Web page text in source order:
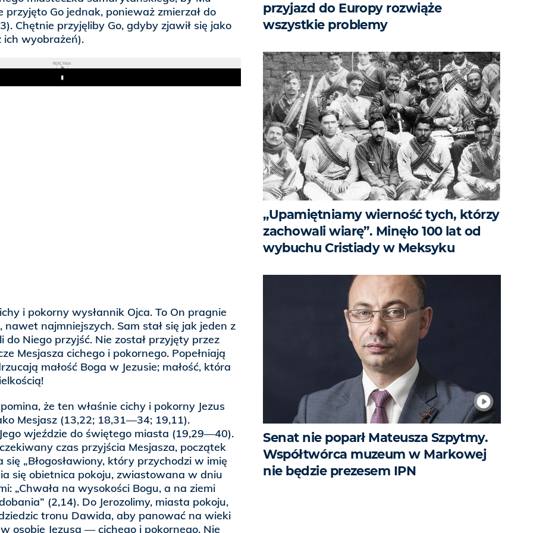
Go jednak, ponieważ zmierzał do
Chętnie przyjęliby Go, gdyby zjawił się jako
ich wyobrażeń).
REKLAMA
Play
i pokorny wysłannik Ojca. To On pragnie
najmniejszych. Sam stał się jak jeden z
do Niego przyjść. Nie został przyjęty przez
Mesjasza cichego i pokornego. Popełniają
małość Boga w Jezusie; małość, która
że ten właśnie cichy i pokorny Jezus
Mesjasz (13,22; 18,31—34; 19,11).
wjeździe do świętego miasta (19,29—40).
czas przyjścia Mesjasza, początek
„Błogosławiony, który przychodzi w imię
się obietnica pokoju, zwiastowana w dniu
„Chwała na wysokości Bogu, a na ziemi
(2,14). Do Jerozolimy, miasta pokoju,
tronu Dawida, aby panować na wieki
osobie Jezusa — cichego i pokornego. Nie
przyjazd do Europy rozwiąże
wszystkie problemy
„Upamiętniamy wierność tych, którzy
zachowali wiarę”. Minęło 100 lat od
wybuchu Cristiady w Meksyku
Senat nie poparł Mateusza Szpytmy.
Współtwórca muzeum w Markowej
nie będzie prezesem IPN